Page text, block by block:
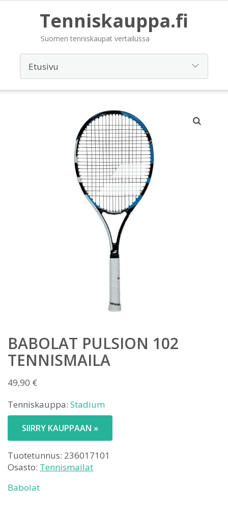
Tenniskauppa.fi
Suomen tenniskaupat vertailussa
BABOLAT PULSION 102
TENNISMAILA
49,90 €
Tenniskauppa: Stadium
SIIRRY KAUPPAAN »
Tuotetunnus: 236017101
Osasto: Tennismailat
Babolat